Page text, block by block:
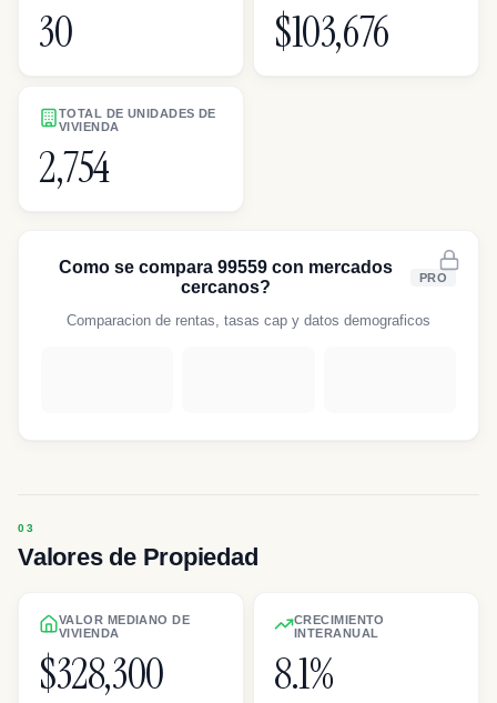
30 $103,676
TOTAL DE UNIDADES DE
VIVIENDA
2,754
Como se compara 99559 con mercados
cercanos?
PRO
Comparacion de rentas, tasas cap y datos demograficos
Valores de Propiedad
VALOR MEDIANO DE
VIVIENDA
$328,300
CRECIMIENTO
INTERANUAL
8.1%